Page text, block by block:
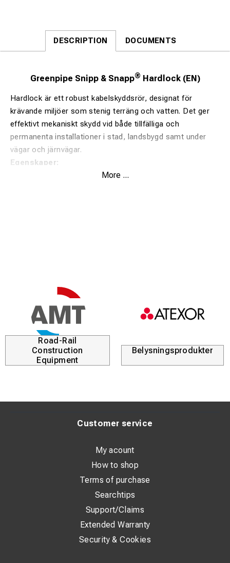
DESCRIPTION DOCUMENTS
Greenpipe Snipp & Snapp® Hardlock (EN)
Hardlock är ett robust kabelskyddsrör, designat för
krävande miljöer som stenig terräng och vatten. Det ger
effektivt mekaniskt skydd vid både tillfälliga och
permanenta installationer i stad, landsbygd samt under
vägar och järnvägar.
Egenskaper:
Flexibel, vinklingsbar upp till 15° per meter.
Installatörernas förstahandsval sedan 2001.
Effektiv, hållbar och enkel att installera – perfekt för
utmanande förhållanden.
More ...
Road-Rail
Construction
Equipment
Belysningsprodukter
Customer service
My acount
How to shop
Terms of purchase
Searchtips
Support/Claims
Extended Warranty
Security & Cookies